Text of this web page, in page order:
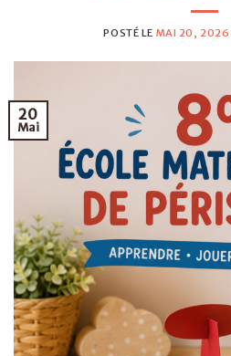
POSTÉ LE MAI 20, 2026
20
Mai